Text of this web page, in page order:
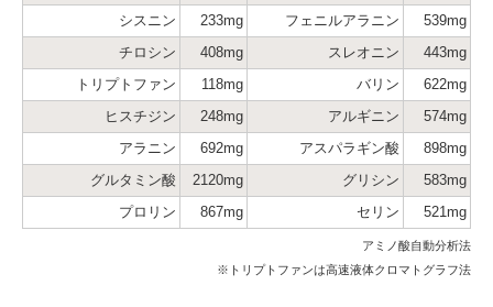
シスニン 233mg フェニルアラニン 539mg
チロシン 408mg スレオニン 443mg
トリプトファン 118mg バリン 622mg
ヒスチジン 248mg アルギニン 574mg
アラニン 692mg アスパラギン酸 898mg
グルタミン酸 2120mg グリシン 583mg
プロリン 867mg セリン 521mg
アミノ酸自動分析法
※トリプトファンは高速液体クロマトグラフ法